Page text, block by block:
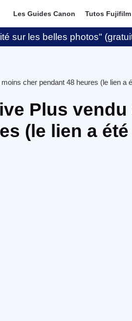
Les Guides Canon Tutos Fujifilm
sur les belles photos"
cher pendant 48 heures (le lien a
Plus vendu
(le lien a